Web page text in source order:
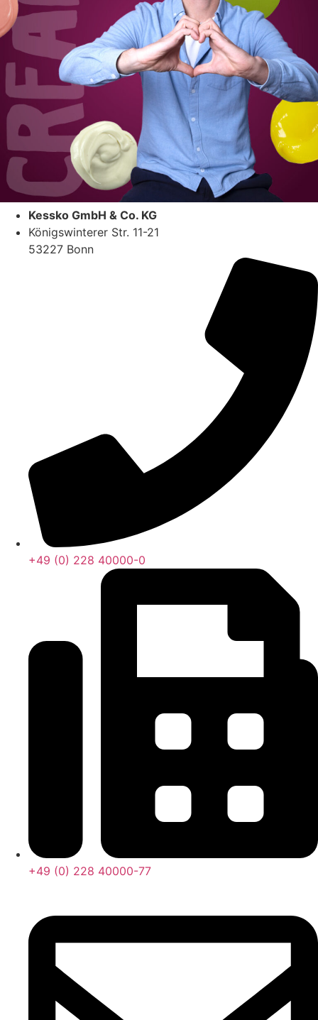
Kessko GmbH & Co. KG
Königswinterer Str. 11-21
53227 Bonn
+49 (0) 228 40000-0
+49 (0) 228 40000-77